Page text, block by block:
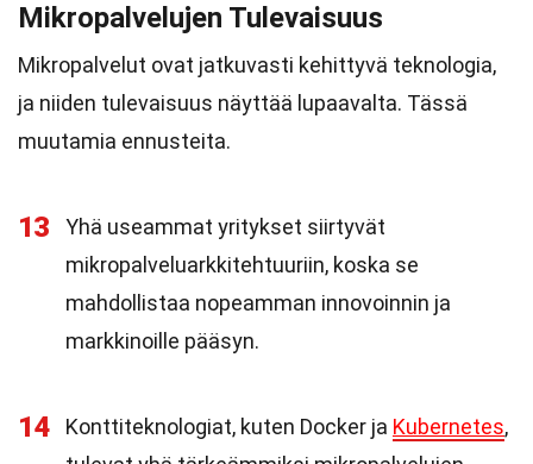
Mikropalvelujen Tulevaisuus
Mikropalvelut ovat jatkuvasti kehittyvä teknologia,
ja niiden tulevaisuus näyttää lupaavalta. Tässä
muutamia ennusteita.
13
Yhä useammat yritykset siirtyvät
mikropalveluarkkitehtuuriin, koska se
mahdollistaa nopeamman innovoinnin ja
markkinoille pääsyn.
14 Konttiteknologiat, kuten Docker ja Kubernetes,